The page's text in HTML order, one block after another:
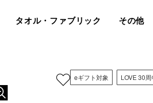
タオル・ファブリック その他
eギフト対象 LOVE 30周